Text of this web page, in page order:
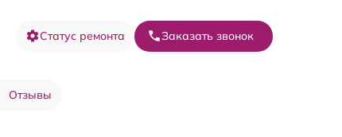
Статус ремонта Заказать звонок
Отзывы